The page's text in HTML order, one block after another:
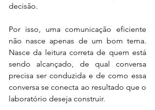
decisão.
Por isso, uma comunicação eficiente
não nasce apenas de um bom tema.
Nasce da leitura correta de quem está
sendo alcançado, de qual conversa
precisa ser conduzida e de como essa
conversa se conecta ao resultado que o
laboratório deseja construir.